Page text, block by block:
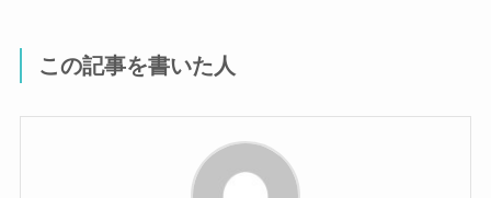
この記事を書いた人